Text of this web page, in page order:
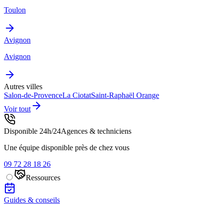
Toulon
Avignon
Avignon
Autres villes
Salon-de-ProvenceLa CiotatSaint-Raphaël Orange
Voir tout
Disponible 24h/24Agences & techniciens
Une équipe disponible près de chez vous
09 72 28 18 26
Ressources
Guides & conseils